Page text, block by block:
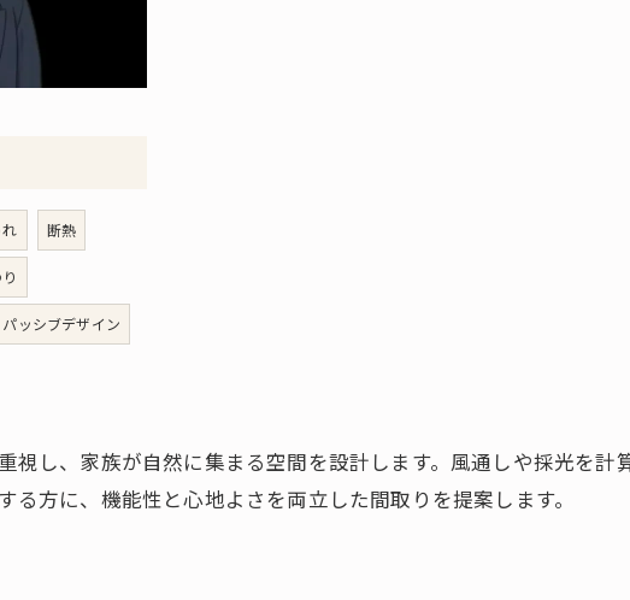
断熱
パッシブデザイン
視し、家族が自然に集まる空間を設計します。風通しや採光を
る方に、機能性と心地よさを両立した間取りを提案します。